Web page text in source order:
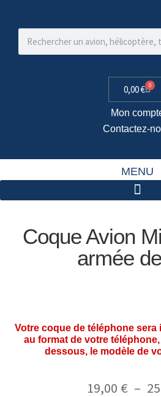
0,00€ 0
Mon
Contactez-
MENU
Coque Avion
armée
Votre coque de téléphone sera
au format de votre
dessous, le modèle de
19,00 € –